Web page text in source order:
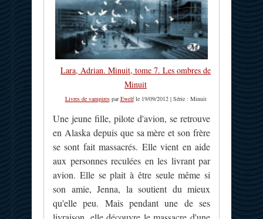
Lara, Adrian. Minuit, tome 7. Les ombres de
Minuit
Livres de vampiresparEwelfle 19/09/2012 | Série : Minuit
Une jeune fille, pilote d'avion, se retrouve
en Alaska depuis que sa mère et son frère
se sont fait massacrés. Elle vient en aide
aux personnes reculées en les livrant par
avion. Elle se plait à être seule même si
son amie, Jenna, la soutient du mieux
qu'elle peu. Mais pendant une de ses